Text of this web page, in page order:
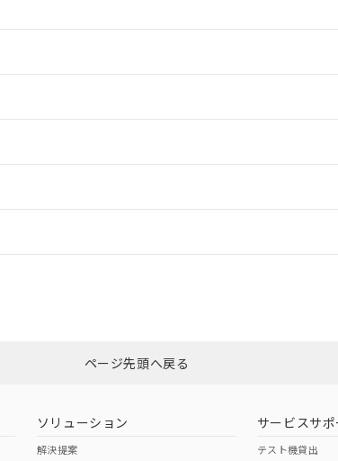
ードはこちら
（日本
（アメリカ
ページ先頭へ戻る
ソリューション
解決提案
サービスサポ
テスト機貸出